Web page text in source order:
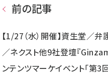
前の記事
【1/27（水）開催】資生堂／弁
／ネクスト他9社登壇『
ンテンツマーケイベント「第3